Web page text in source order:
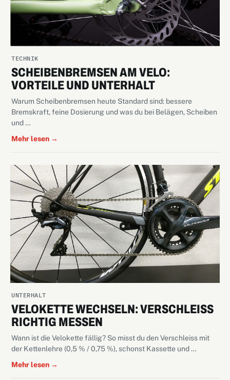
TECHNIK
SCHEIBENBREMSEN AM VELO:
VORTEILE UND UNTERHALT
Warum Scheibenbremsen heute Standard sind: bessere
Bremskraft, feine Dosierung und was du bei Belägen, Scheiben
und …
Mehr lesen →
UNTERHALT
VELOKETTE WECHSELN: VERSCHLEISS
RICHTIG MESSEN
Wann ist die Velokette fällig? So misst du den Verschleiss mit
der Kettenlehre (0,5 % / 0,75 %), schonst Kassette und …
Mehr lesen →